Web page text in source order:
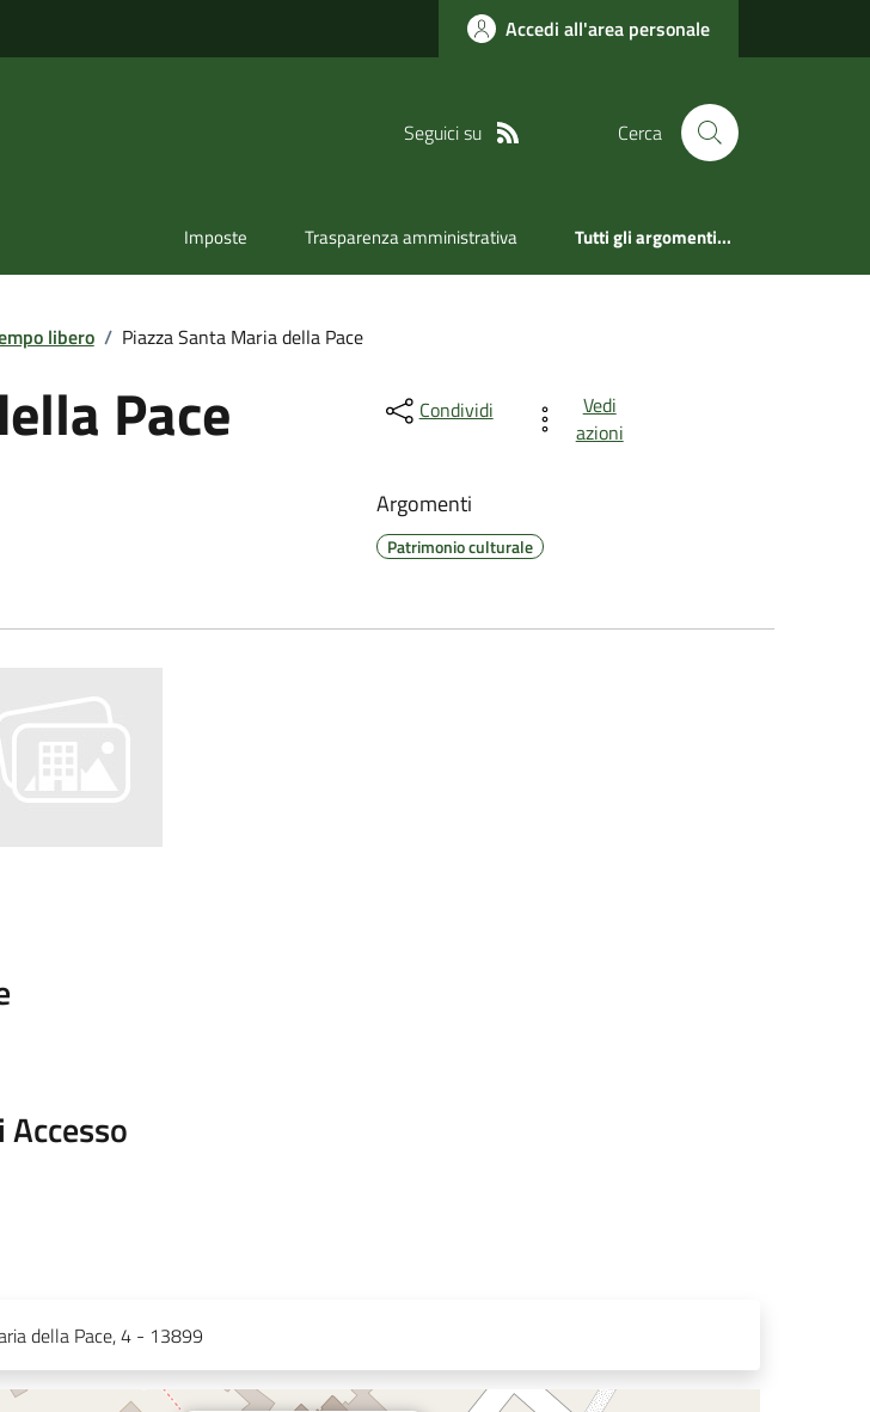
Accedi all'area personale
Seguici su Cerca
Imposte Trasparenza amministrativa Tutti gli argomenti...
libero / Piazza Santa Maria della Pace
Pace Condividi
Vedi
azioni
Argomenti
Patrimonio culturale
della Pace, 4 - 13899